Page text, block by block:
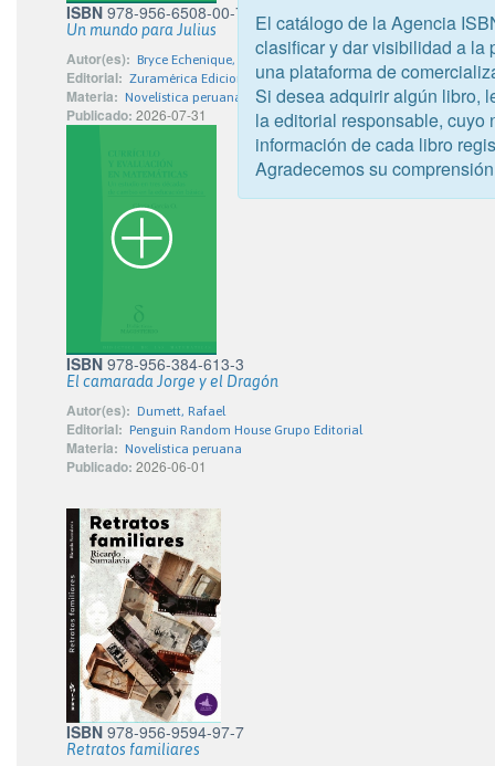
ISBN 978-956-6508-00-7
Un mundo para Julius
Autor(es): Bryce Echenique, Alfredo Marcelo
Editorial: Zuramérica Ediciones y Publicaciones S.A.
Materia: Novelística peruana
Publicado: 2026-07-31
ISBN 978-956-384-613-3
El camarada Jorge y el Dragón
Autor(es): Dumett, Rafael
Editorial: Penguin Random House Grupo Editorial
Materia: Novelística peruana
Publicado: 2026-06-01
ISBN 978-956-9594-97-7
Retratos familiares
El catálogo de la Agencia
clasificar y dar visibilidad a la
una plataforma de
Si desea adquirir algún libro,
la editorial responsable, cuyo
información de cada libro
Agradecemos su